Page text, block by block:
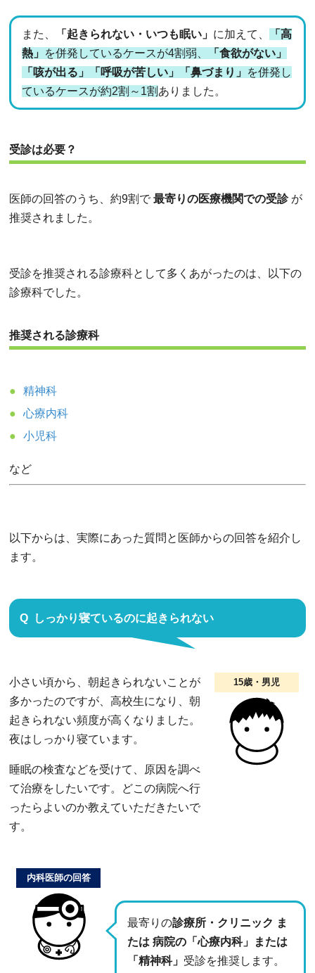
また、 「起きられない・いつも眠い」 に加えて、
「高
熱」 を併発しているケースが4割弱、
「食欲がない」
「咳が出る」「呼吸が苦しい」「鼻づまり」 を併発し
ているケースが約2割～1割 ありました。
受診は必要？
医師の回答のうち、約9割で 最寄りの医療機関での受診 が
推奨されました。
受診を推奨される診療科として多くあがったのは、以下の
診療科でした。
推奨される診療科
精神科
心療内科
小児科
など
以下からは、実際にあった質問と医師からの回答を紹介し
ます。
しっかり寝ているのに起きられない
15歳・男児
小さい頃から、朝起きられないことが
多かったのですが、高校生になり、朝
起きられない頻度が高くなりました。
夜はしっかり寝ています。
睡眠の検査などを受けて、原因を調べ
て治療をしたいです。どこの病院へ行
ったらよいのか教えていただきたいで
す。
最寄りの診療所・クリニック ま
たは 病院の「心療内科」または
「精神科」 受診を推奨します。
内科医師の回答